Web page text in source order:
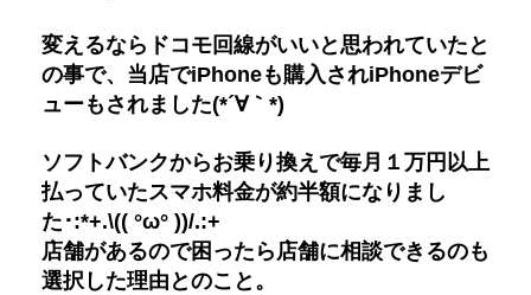
変えるならドコモ回線がいいと思われていたと
の事で、当店でiPhoneも購入されiPhoneデビ
ューもされました(*´∀｀*)
ソフトバンクからお乗り換えで毎月１万円以上
払っていたスマホ料金が約半額になりまし
た･:*+.\(( °ω° ))/.:+
店舗があるので困ったら店舗に相談できるのも
選択した理由とのこと。